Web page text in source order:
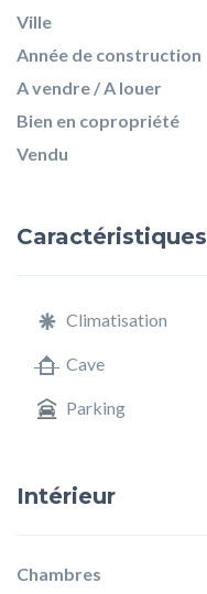
Ville
Année de construction
A vendre / A louer
Bien en copropriété
Vendu
Caractéristiques
Climatisation
Cave
Parking
Intérieur
Chambres